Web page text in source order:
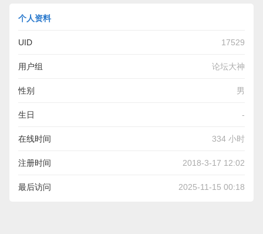
个人资料
UID 17529
用户组 论坛大神
性别 男
生日 -
在线时间 334 小时
注册时间 2018-3-17 12:02
最后访问 2025-11-15 00:18